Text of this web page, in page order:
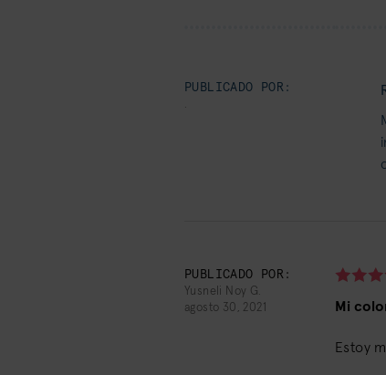
PUBLICADO POR:
.
PUBLICADO POR:
Yusneli Noy G.
agosto 30, 2021
Mi
Estoy